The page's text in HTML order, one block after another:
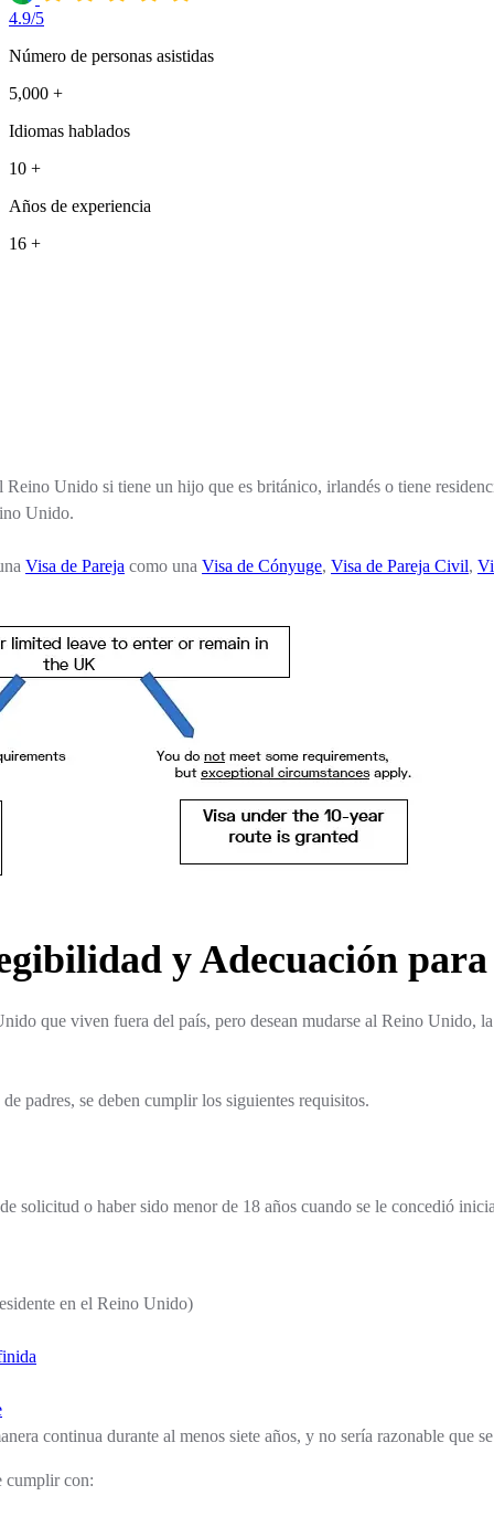
4.9/5
Número de personas asistidas
5,000 +
Idiomas hablados
10 +
Años de experiencia
16 +
Reino Unido si tiene un hijo que es británico, irlandés o tiene
Unido.
Visa de Pareja como una Visa de Cónyuge, Visa de Pareja Civil,
y Adecuación
que viven fuera del país, pero desean mudarse al Reino Unido,
padres, se deben cumplir los siguientes requisitos.
solicitud o haber sido menor de 18 años cuando se le concedió
en el Reino Unido)
continua durante al menos siete años, y no sería razonable que
cumplir con: